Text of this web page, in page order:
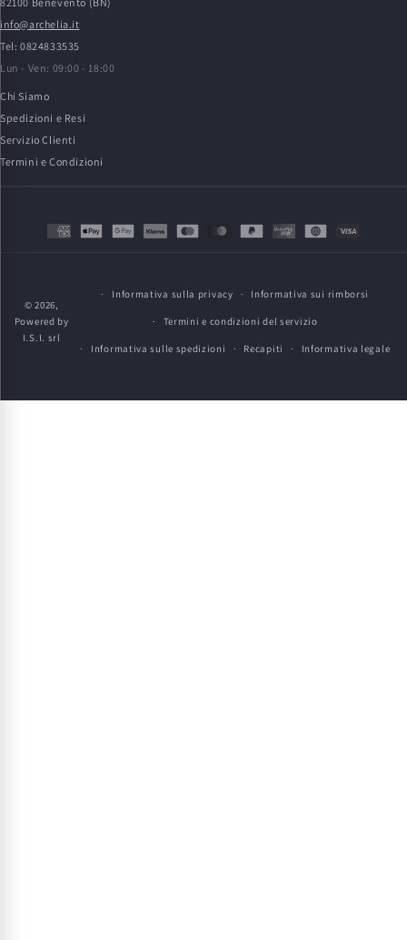
info@archelia.it
Tel: 0824833535
Lun - Ven: 09:00 - 18:00
Chi Siamo
Spedizioni e Resi
Servizio Clienti
Termini e Condizioni
Metodi
© 2026,
Powered by
I.S.I. srl
Informativa sulla privacy Informativa sui rimborsi
Termini e condizioni del servizio
Informativa sulle spedizioni Recapiti Informativa legale